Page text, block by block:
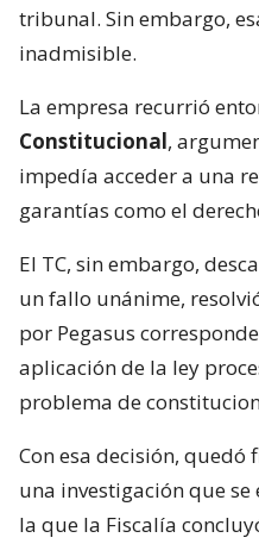
tribunal. Sin embargo,
inadmisible.
La empresa recurrió
Constitucional,
impedía acceder a una
garantías como el
El TC, sin embargo,
un fallo unánime,
por Pegasus
aplicación de la ley
problema de
Con esa decisión,
una investigación que
la que la Fiscalía